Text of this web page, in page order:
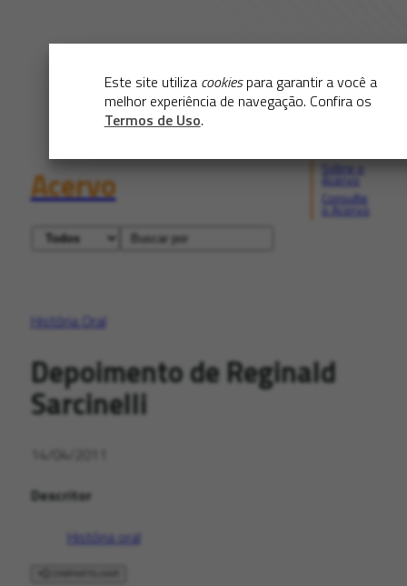
Este site utiliza cookiespara garantir a você a
melhor experiência de navegação. Confira os
Termos de Uso.
Acervo
Consulte
História Oral
Depoimento de Reginald
Sarcinelli
14/04/2011
Descritor
História oral